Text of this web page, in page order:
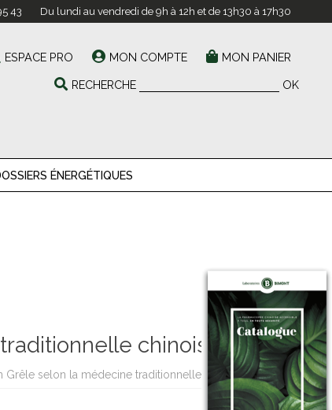
43 Du lundi au vendredi de 9h à 12h et de 13h30 à 17h30
ESPACE PRO MON COMPTE MON PANIER
RECHERCHE OK
ÉNERGÉTIQUES
chinoise
Grêle selon la médecine traditionnelle chinoise